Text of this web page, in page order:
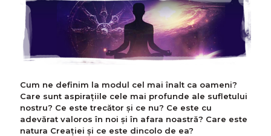
Cum ne definim la modul cel mai înalt ca oameni?
Care sunt aspirațiile cele mai profunde ale sufletului
nostru? Ce este trecător și ce nu? Ce este cu
adevărat valoros în noi și în afara noastră? Care este
natura Creației și ce este dincolo de ea?